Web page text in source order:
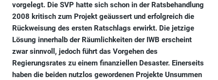
vorgelegt. Die SVP hatte sich schon in der Ratsbehandlung
2008 kritisch zum Projekt geäussert und erfolgreich die
Rückweisung des ersten Ratschlags erwirkt. Die jetzige
Lösung innerhalb der Räumlichkeiten der IWB erscheint
zwar sinnvoll, jedoch führt das Vorgehen des
Regierungsrates zu einem finanziellen Desaster. Einerseits
haben die beiden nutzlos gewordenen Projekte Unsummen